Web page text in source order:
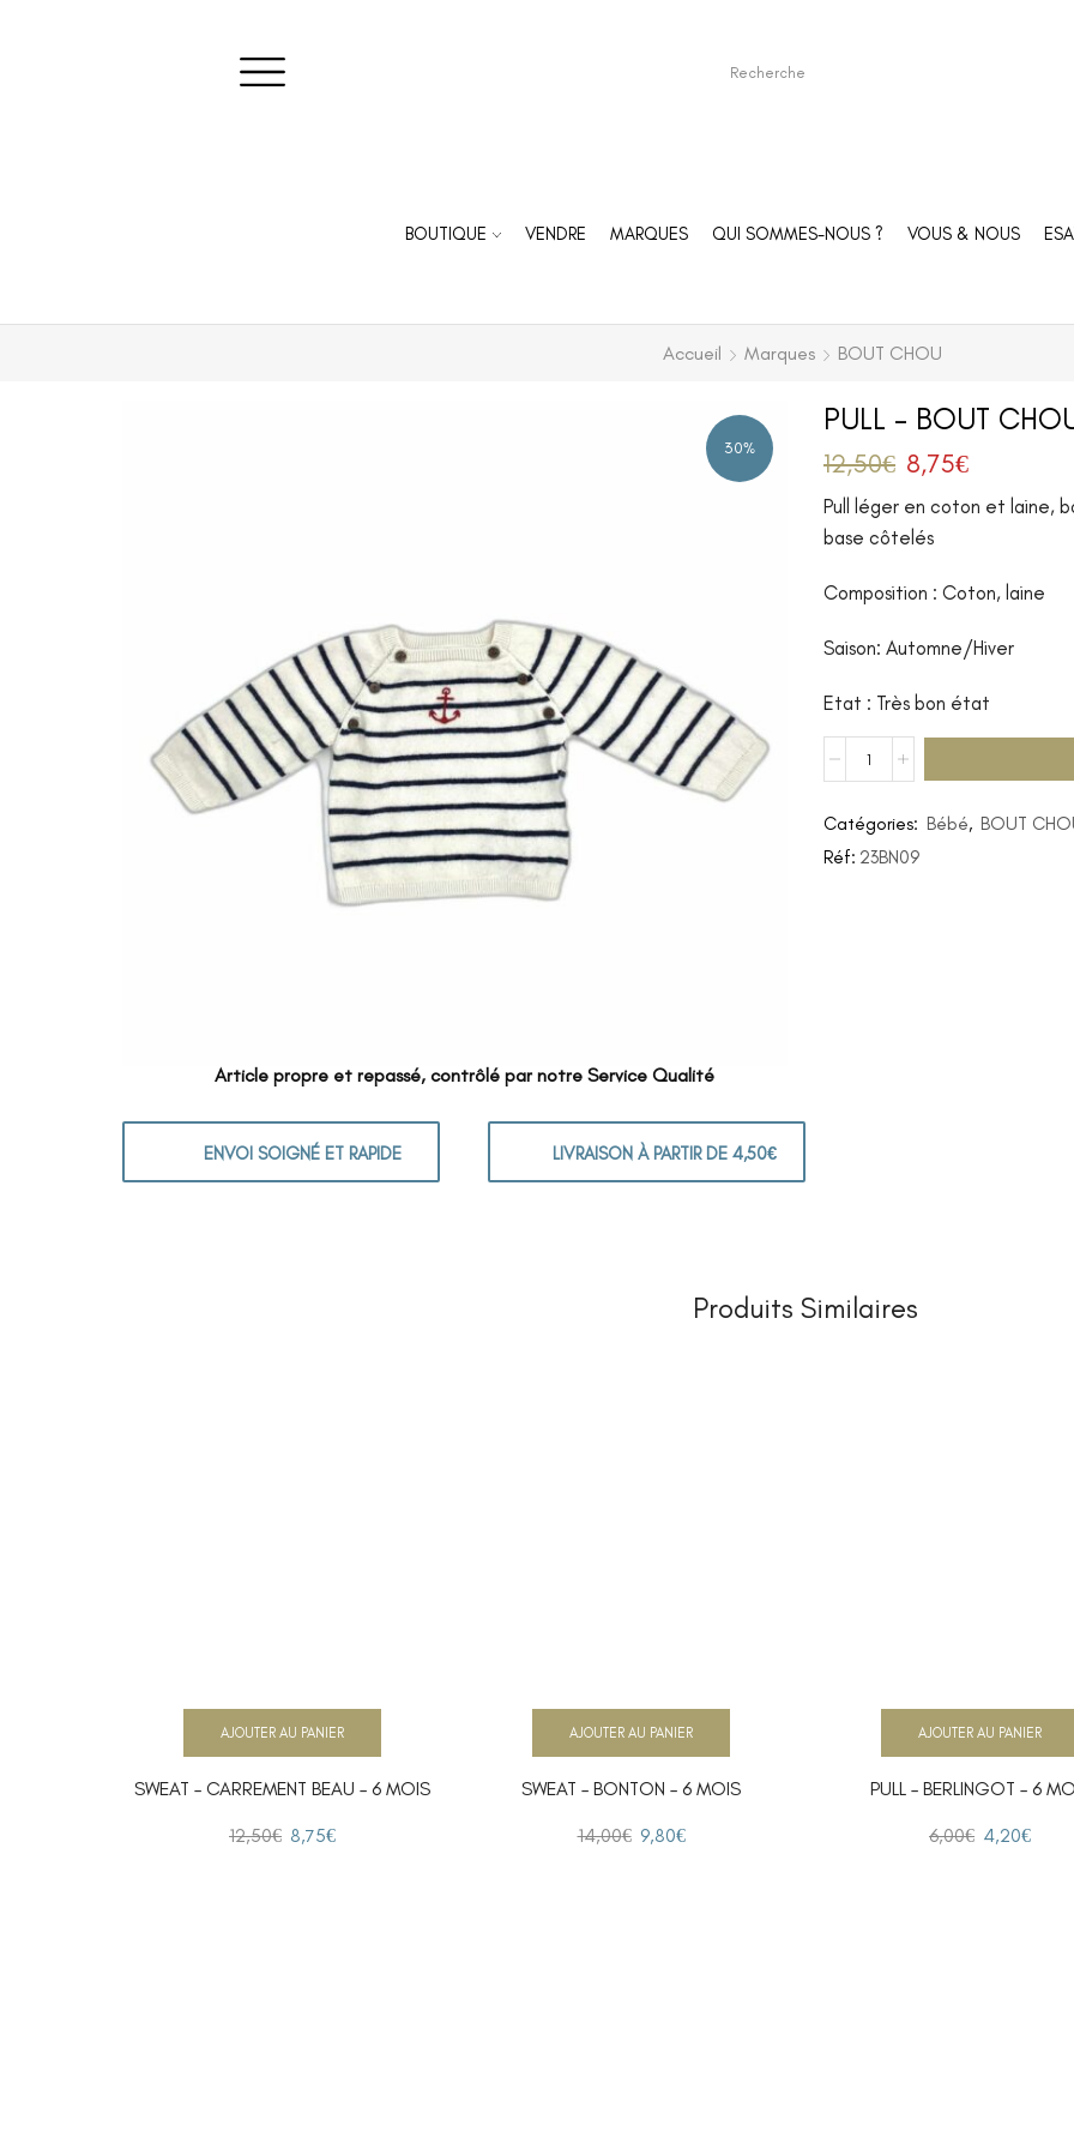
BOUTIQUE VENDRE MARQUES QUI SOMMES-NOUS ? VOUS & NOUS
Accueil Marques BOUT CHOU
30%
PULL – BOUT
12,50€ 8,75€
Pull léger en coton et laine,
base côtelés
Composition : Coton, laine
Saison: Automne/Hiver
Etat : Très bon état
Catégories: Bébé, BOUT
Réf: 23BN09
Article propre et repassé, contrôlé par notre Service Qualité
ENVOI SOIGNÉ ET RAPIDE LIVRAISON À PARTIR DE 4,50€
Produits Similaires
SWEAT – CARREMENT BEAU – 6 MOIS
12,50€ 8,75€
AJOUTER AU PANIER
SWEAT – BONTON – 6 MOIS
14,00€ 9,80€
AJOUTER AU PANIER
PULL – BERLINGOT – 6
6,00€ 4,20€
AJOUTER AU PANIER